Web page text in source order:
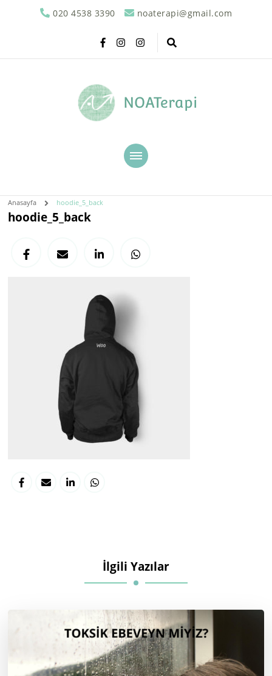
020 4538 3390 noaterapi@gmail.com
NOATerapi
Anasayfa hoodie_5_back
hoodie_5_back
İlgili Yazılar